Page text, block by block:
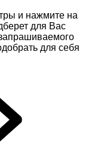
и нажмите на
для Вас
для себя